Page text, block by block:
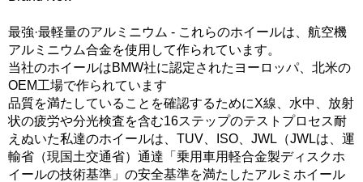
最強·最軽量のアルミニウム - これらのホイールは、航空機
アルミニウム合金を使用して作られています。
当社のホイールはBMW社に認定されたヨーロッパ、北米の
OEM工場で作られています
品質を満たしていることを確認するためにX線、水中、放射
状の疲労や分光検査を含む16ステップのテストプロセス耐
えぬいた私達のホイールは、TUV、ISO、JWL（JWLは、運
輸省（現国土交通省）通達「乗用車用軽合金製ディスクホ
イールの技術基準」の安全基準を満たしたアルミホイール